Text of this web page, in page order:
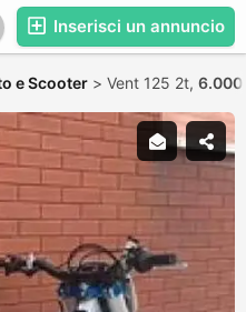
Inserisci un annuncio
e Scooter > Vent 125 2t, 6.000